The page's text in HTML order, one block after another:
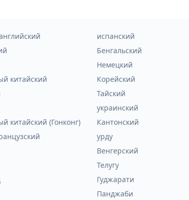
испанский
Бенгальский
Немецкий
китайский Корейский
Тайский
украинский
китайский (Гонконг) Кантонский
урду
Венгерский
Телугу
Гуджарати
Панджаби